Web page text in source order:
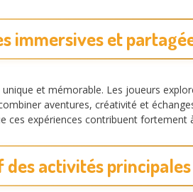
immersives et
et mémorable. Les joueurs
aventures, créativité et
ces expériences contribuent
des activités